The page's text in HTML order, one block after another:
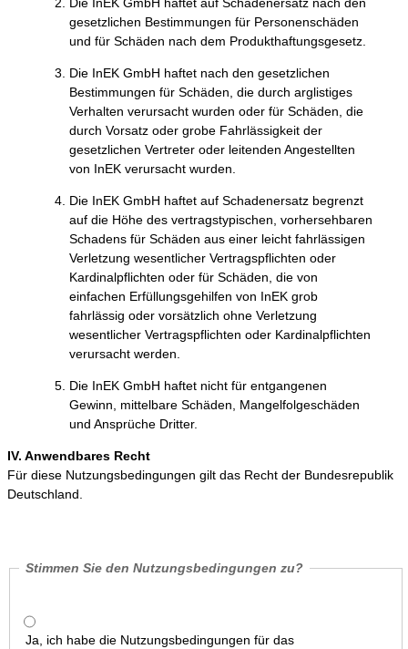
Die InEK GmbH haftet auf Schadenersatz nach den
gesetzlichen Bestimmungen für Personenschäden
und für Schäden nach dem Produkthaftungsgesetz.
Die InEK GmbH haftet nach den gesetzlichen
Bestimmungen für Schäden, die durch arglistiges
Verhalten verursacht wurden oder für Schäden, die
durch Vorsatz oder grobe Fahrlässigkeit der
gesetzlichen Vertreter oder leitenden Angestellten
von InEK verursacht wurden.
Die InEK GmbH haftet auf Schadenersatz begrenzt
auf die Höhe des vertragstypischen, vorhersehbaren
Schadens für Schäden aus einer leicht fahrlässigen
Verletzung wesentlicher Vertragspflichten oder
Kardinalpflichten oder für Schäden, die von
einfachen Erfüllungsgehilfen von InEK grob
fahrlässig oder vorsätzlich ohne Verletzung
wesentlicher Vertragspflichten oder Kardinalpflichten
verursacht werden.
Die InEK GmbH haftet nicht für entgangenen
Gewinn, mittelbare Schäden, Mangelfolgeschäden
und Ansprüche Dritter.
IV. Anwendbares Recht
Für diese Nutzungsbedingungen gilt das Recht der Bundesrepublik
Deutschland.
Stimmen Sie den Nutzungsbedingungen zu?
Ja, ich habe die Nutzungsbedingungen für das